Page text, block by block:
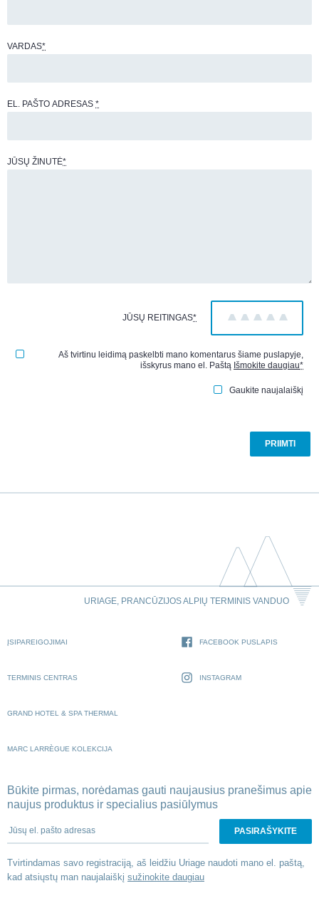
VARDAS*
EL. PAŠTO ADRESAS *
JŪSŲ ŽINUTĖ*
JŪSŲ REITINGAS* 5
4
3
2
1
Aš tvirtinu leidimą paskelbti mano komentarus šiame puslapyje,
išskyrus mano el. Paštą Išmokite daugiau*
Gaukite naujalaiškį
URIAGE, PRANCŪZIJOS ALPIŲ TERMINIS VANDUO
ĮSIPAREIGOJIMAI
TERMINIS CENTRAS
GRAND HOTEL & SPA THERMAL
MARC LARRÈGUE KOLEKCIJA
FACEBOOK PUSLAPIS
INSTAGRAM
Būkite pirmas, norėdamas gauti naujausius pranešimus apie
naujus produktus ir specialius pasiūlymus
Jūsų el. pašto adresas
Tvirtindamas savo registraciją, aš leidžiu Uriage naudoti mano el. paštą,
kad atsiųstų man naujalaiškį sužinokite daugiau